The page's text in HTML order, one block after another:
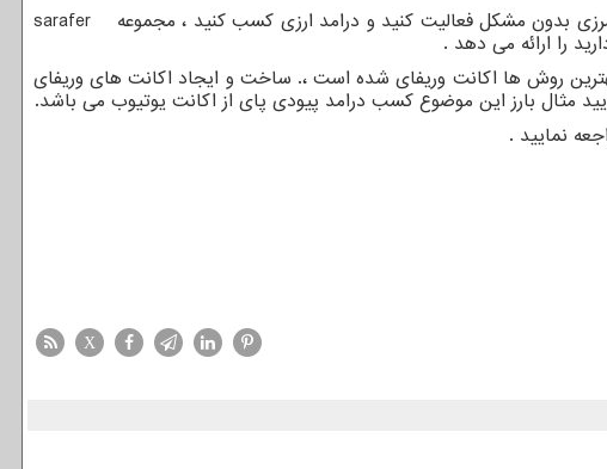
بدون مشکل فعالیت کنید و درامد ارزی کسب کنید ، مجموعه sarafer
را ارائه می دهد .
روش ها اکانت وریفای شده است ،. ساخت و ایجاد اکانت های وریفای
مثال بارز این موضوع کسب درامد پیودی پای از اکانت یوتیوب می باشد.
نمایید .
X